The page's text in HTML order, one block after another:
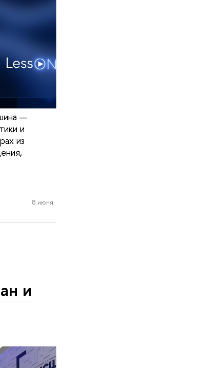
—
и
из
8 июня
и